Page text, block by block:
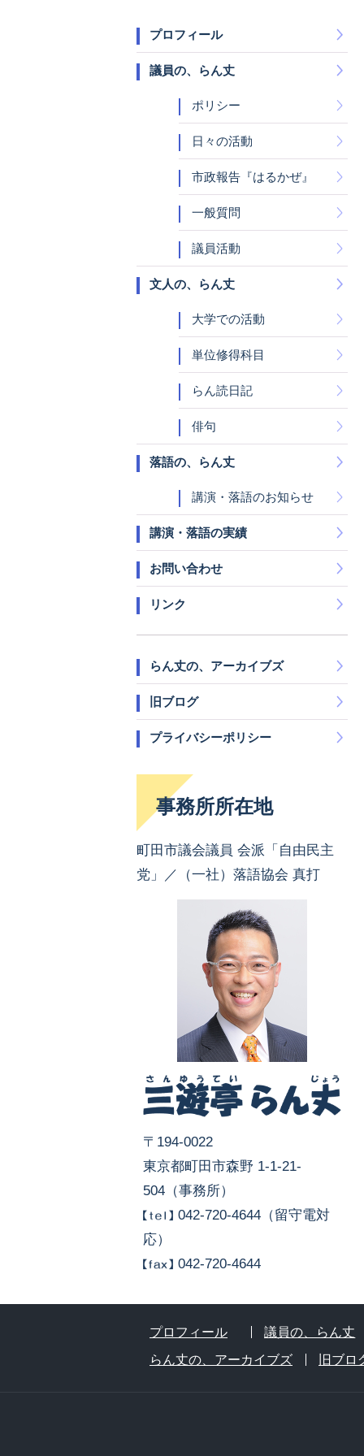
プロフィール
議員の、らん丈
ポリシー
日々の活動
市政報告『はるかぜ』
一般質問
議員活動
文人の、らん丈
大学での活動
単位修得科目
らん読日記
俳句
落語の、らん丈
講演・落語のお知らせ
講演・落語の実績
お問い合わせ
リンク
らん丈の、アーカイブズ
旧ブログ
プライバシーポリシー
事務所所在地
町田市議会議員 会派「自由民主
党」／（一社）落語協会 真打
〒194-0022
東京都町田市森野 1-1-21-
504（事務所）
042-720-4644（留守電対
応）
042-720-4644
プロフィール
議員の、らん丈
らん丈の、アーカイブズ
旧ブロ